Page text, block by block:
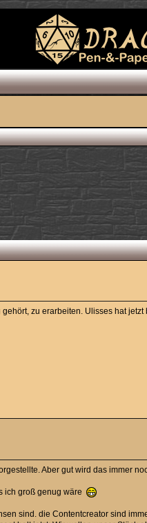
zu erarbeiten. Ulisses hat
Aber gut wird das immer
ich groß genug wäre
sind. die Contentcreator sind